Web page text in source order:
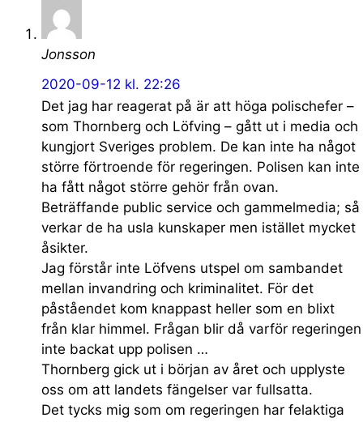
Jonsson
2020-09-12 kl. 22:26
Det jag har reagerat på är att höga polischefer –
som Thornberg och Löfving – gått ut i media och
kungjort Sveriges problem. De kan inte ha något
större förtroende för regeringen. Polisen kan inte
ha fått något större gehör från ovan.
Beträffande public service och gammelmedia; så
verkar de ha usla kunskaper men istället mycket
åsikter.
Jag förstår inte Löfvens utspel om sambandet
mellan invandring och kriminalitet. För det
påståendet kom knappast heller som en blixt
från klar himmel. Frågan blir då varför regeringen
inte backat upp polisen …
Thornberg gick ut i början av året och upplyste
oss om att landets fängelser var fullsatta.
Det tycks mig som om regeringen har felaktiga